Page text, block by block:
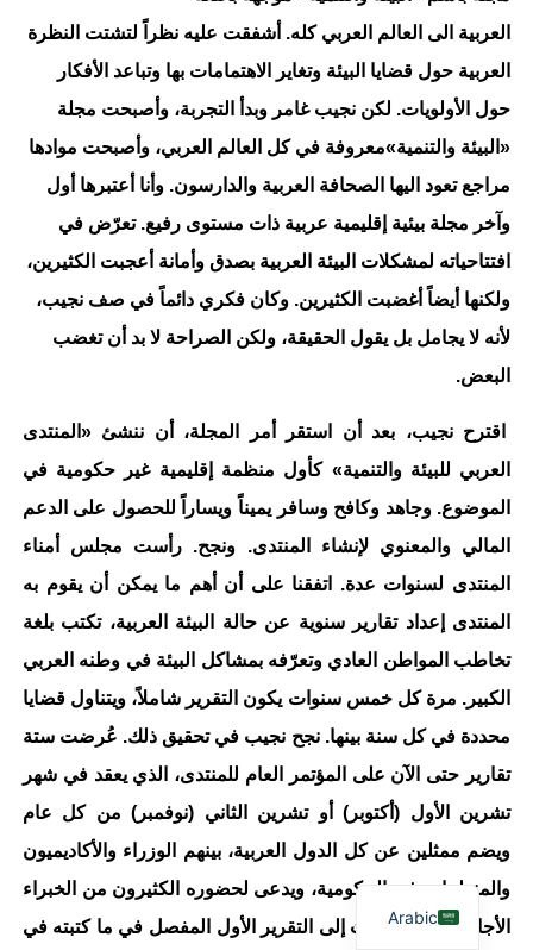
العربية الى العالم العربي كله. أشفقت عليه نظراً لتشتت النظرة
العربية حول قضايا البيئة وتغاير الاهتمامات بها وتباعد الأفكار
حول الأولويات. لكن نجيب غامر وبدأ التجربة، وأصبحت مجلة
«البيئة والتنمية»معروفة في كل العالم العربي، وأصبحت موادها
مراجع تعود اليها الصحافة العربية والدارسون. وأنا أعتبرها أول
وآخر مجلة بيئية إقليمية عربية ذات مستوى رفيع. تعرّض في
افتتاحياته لمشكلات البيئة العربية بصدق وأمانة أعجبت الكثيرين،
ولكنها أيضاً أغضبت الكثيرين. وكان فكري دائماً في صف نجيب،
لأنه لا يجامل بل يقول الحقيقة، ولكن الصراحة لا بد أن تغضب
البعض.
اقترح نجيب، بعد أن استقر أمر المجلة، أن ننشئ «المنتدى
العربي للبيئة والتنمية» كأول منظمة إقليمية غير حكومية في
الموضوع. وجاهد وكافح وسافر يميناً ويساراً للحصول على الدعم
المالي والمعنوي لإنشاء المنتدى. ونجح. رأست مجلس أمناء
المنتدى لسنوات عدة. اتفقنا على أن أهم ما يمكن أن يقوم به
المنتدى إعداد تقارير سنوية عن حالة البيئة العربية، تكتب بلغة
تخاطب المواطن العادي وتعرّفه بمشاكل البيئة في وطنه العربي
الكبير. مرة كل خمس سنوات يكون التقرير شاملاً، ويتناول قضايا
محددة في كل سنة بينها. نجح نجيب في تحقيق ذلك. عُرضت ستة
تقارير حتى الآن على المؤتمر العام للمنتدى، الذي يعقد في شهر
تشرين الأول (أكتوبر) أو تشرين الثاني (نوفمبر) من كل عام
ويضم ممثلين عن كل الدول العربية، بينهم الوزراء والأكاديميون
والمنظمات غير الحكومية، ويدعى لحضوره الكثيرون من الخبراء
الأجانب. وقد استندتُ إلى التقرير الأول المفصل في ما كتبته في
Arabic